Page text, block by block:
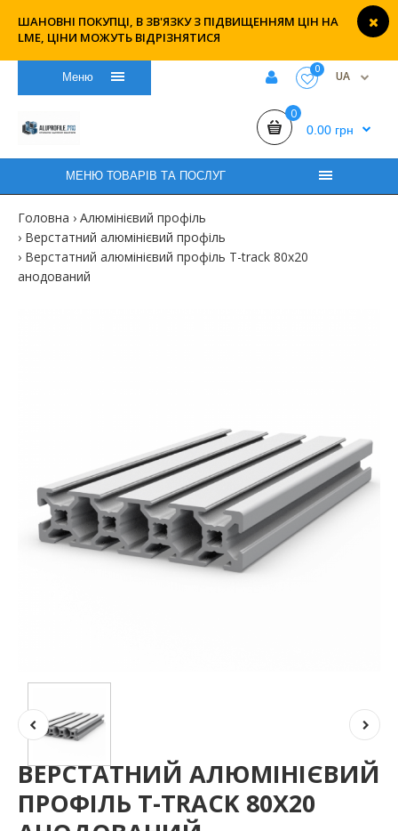
ШАНОВНІ ПОКУПЦІ, В ЗВ'ЯЗКУ З ПІДВИЩЕННЯМ ЦІН НА
LME, ЦІНИ МОЖУТЬ ВІДРІЗНЯТИСЯ
Меню
0 UA
0
0.00 грн
МЕНЮ ТОВАРІВ ТА ПОСЛУГ
Головна
Алюмінієвий профіль
Верстатний алюмінієвий профіль
Верстатний алюмінієвий профіль T-track 80х20
анодований
ВЕРСТАТНИЙ АЛЮМІНІЄВИЙ
ПРОФІЛЬ T-TRACK 80Х20